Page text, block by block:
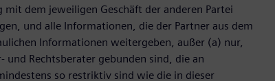
dem jeweiligen Geschäft der anderen Partei
und alle Informationen, die der Partner aus dem
Informationen weitergeben, außer (a) nur,
Rechtsberater gebunden sind, die an
so restriktiv sind wie die in dieser